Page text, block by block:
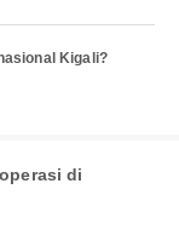
Kigali?
di